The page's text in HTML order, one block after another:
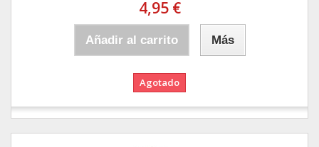
4,95 €
Añadir al carrito Más
Agotado